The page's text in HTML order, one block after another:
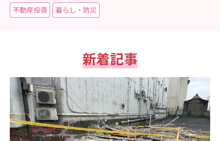
現場事例・お役立ちコラム
採用情報
不動産投資
暮らし・防災
新着記事